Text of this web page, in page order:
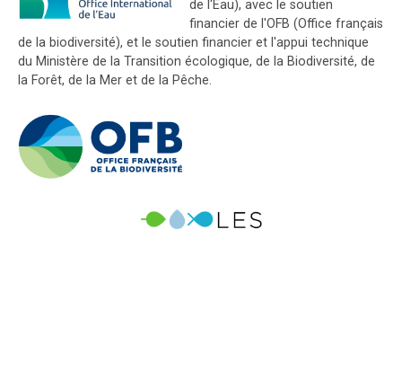
de l'Eau), avec le soutien
financier de l'OFB (Office français
de la biodiversité), et le soutien financier et l'appui technique
du Ministère de la Transition écologique, de la Biodiversité, de
la Forêt, de la Mer et de la Pêche.